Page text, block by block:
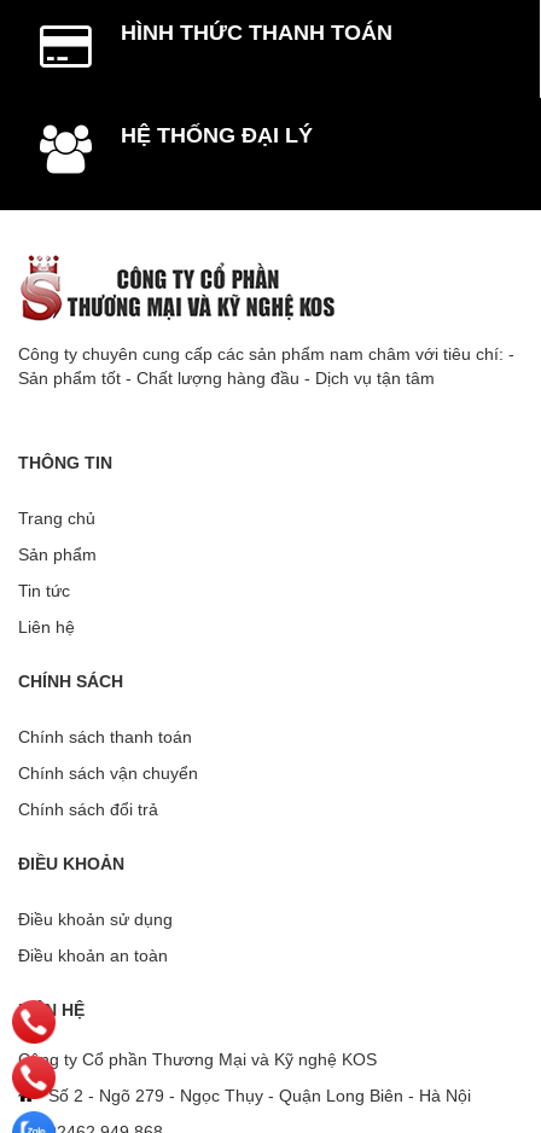
HÌNH THỨC THANH TOÁN
HỆ THỐNG ĐẠI LÝ
Công ty chuyên cung cấp các sản phẩm nam châm với tiêu chí: -
Sản phẩm tốt - Chất lượng hàng đầu - Dịch vụ tận tâm
THÔNG TIN
Trang chủ
Sản phẩm
Tin tức
Liên hệ
CHÍNH SÁCH
Chính sách thanh toán
Chính sách vận chuyển
Chính sách đổi trả
ĐIỀU KHOẢN
Điều khoản sử dụng
Điều khoản an toàn
LIÊN HỆ
Công ty Cổ phần Thương Mại và Kỹ nghệ KOS
Số 2 - Ngõ 279 - Ngọc Thụy - Quận Long Biên - Hà Nội